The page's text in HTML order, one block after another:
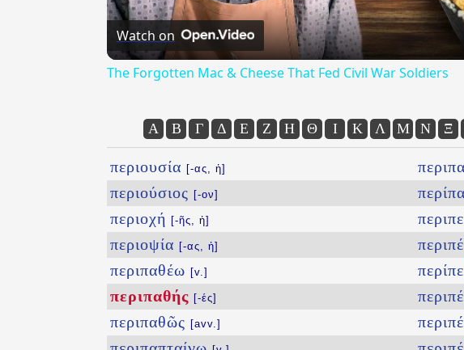
Watch on
The Forgotten Mac & Cheese That Fed Civil War Soldiers
Α Β Γ Δ Ε Ζ Η Θ Ι Κ Λ Μ Ν Ξ
περιουσία [-ας, ἡ]
περιούσιος [-ον]
περιοχή [-ῆς, ἡ]
περιοψία [-ας, ἡ]
περιπαθέω [v.]
περιπαθής [-ές]
περιπαθῶς [avv.]